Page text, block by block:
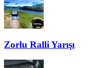
Zorlu Ralli Yarışı